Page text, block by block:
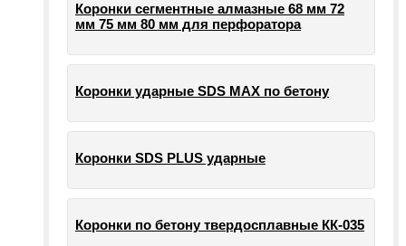
Коронки сегментные алмазные 68 мм 72
мм 75 мм 80 мм для перфоратора
Коронки ударные SDS MAX по бетону
Коронки SDS PLUS ударные
Коронки по бетону твердосплавные КК-035